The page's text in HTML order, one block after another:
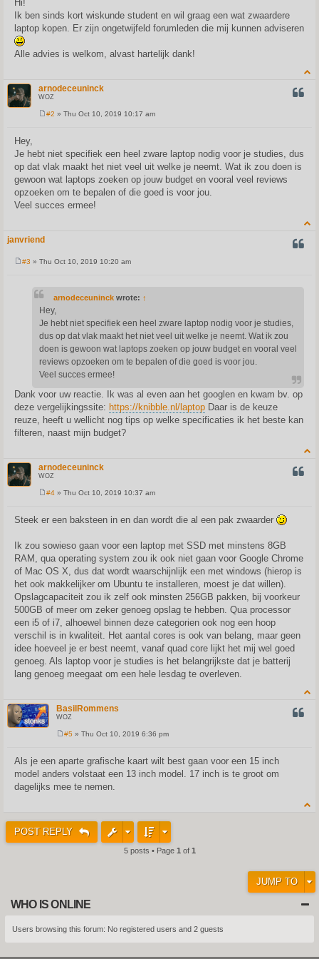
t
Hi!
Ik ben sinds kort wiskunde student en wil graag een wat zwaardere
laptop kopen. Er zijn ongetwijfeld forumleden die mij kunnen adviseren
Alle advies is welkom, alvast hartelijk dank!
arnodeceuninck
WOZ
#2 » Thu Oct 10, 2019 10:17 am
Hey,
Je hebt niet specifiek een heel zware laptop nodig voor je studies, dus
op dat vlak maakt het niet veel uit welke je neemt. Wat ik zou doen is
gewoon wat laptops zoeken op jouw budget en vooral veel reviews
opzoeken om te bepalen of die goed is voor jou.
Veel succes ermee!
janvriend
#3 » Thu Oct 10, 2019 10:20 am
arnodeceuninck wrote: ↑
Hey,
Je hebt niet specifiek een heel zware laptop nodig voor je studies,
dus op dat vlak maakt het niet veel uit welke je neemt. Wat ik zou
doen is gewoon wat laptops zoeken op jouw budget en vooral veel
reviews opzoeken om te bepalen of die goed is voor jou.
Veel succes ermee!
Dank voor uw reactie. Ik was al even aan het googlen en kwam bv. op
deze vergelijkingssite: https://knibble.nl/laptop Daar is de keuze
reuze, heeft u wellicht nog tips op welke specificaties ik het beste kan
filteren, naast mijn budget?
arnodeceuninck
WOZ
t
#4 » Thu Oct 10, 2019 10:37 am
Steek er een baksteen in en dan wordt die al een pak zwaarder
Ik zou sowieso gaan voor een laptop met SSD met minstens 8GB
RAM, qua operating system zou ik ook niet gaan voor Google Chrome
of Mac OS X, dus dat wordt waarschijnlijk een met windows (hierop is
het ook makkelijker om Ubuntu te installeren, moest je dat willen).
Opslagcapaciteit zou ik zelf ook minsten 256GB pakken, bij voorkeur
500GB of meer om zeker genoeg opslag te hebben. Qua processor
een i5 of i7, alhoewel binnen deze categorien ook nog een hoop
verschil is in kwaliteit. Het aantal cores is ook van belang, maar geen
idee hoeveel je er best neemt, vanaf quad core lijkt het mij wel goed
genoeg. Als laptop voor je studies is het belangrijkste dat je batterij
lang genoeg meegaat om een hele lesdag te overleven.
BasilRommens
WOZ
t
#5 » Thu Oct 10, 2019 6:36 pm
Als je een aparte grafische kaart wilt best gaan voor een 15 inch
model anders volstaat een 13 inch model. 17 inch is te groot om
dagelijks mee te nemen.
POST REPLY
5 posts • Page 1 of 1
JUMP TO
WHO IS ONLINE
Users browsing this forum: No registered users and 2 guests